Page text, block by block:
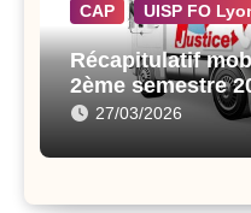
CAP UISP FO
Récapitulatif
2ème semestre
27/03/2026